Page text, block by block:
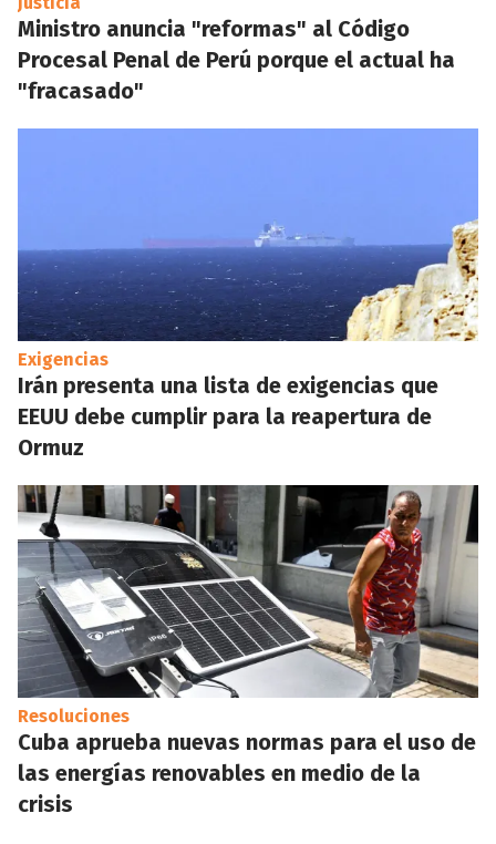
Ministro anuncia "reformas" al Código
Procesal Penal de Perú porque el actual ha
"fracasado"
Exigencias
Irán presenta una lista de exigencias que
EEUU debe cumplir para la reapertura de
Ormuz
Resoluciones
Cuba aprueba nuevas normas para el uso de
las energías renovables en medio de la
crisis